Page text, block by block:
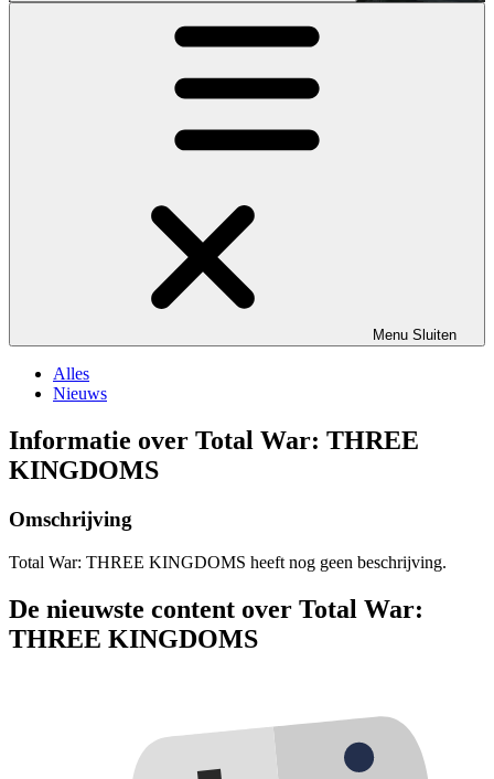
Menu Sluiten
Alles
Nieuws
Informatie over Total War: THREE
KINGDOMS
Omschrijving
Total War: THREE KINGDOMS heeft nog geen beschrijving.
De nieuwste content over Total War:
THREE KINGDOMS